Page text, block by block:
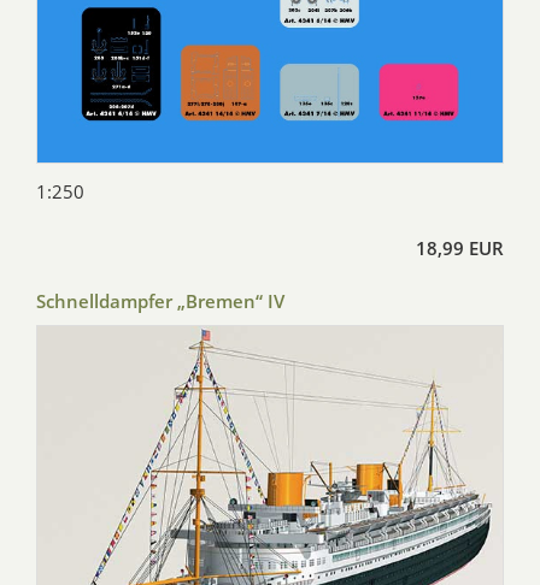
1:250
18,99 EUR
Schnelldampfer „Bremen“ IV